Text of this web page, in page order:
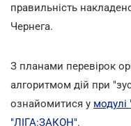
правильність
Чернега.
З планами перевірок
алгоритмом дій при
ознайомитися у
"ЛІГА:ЗАКОН".